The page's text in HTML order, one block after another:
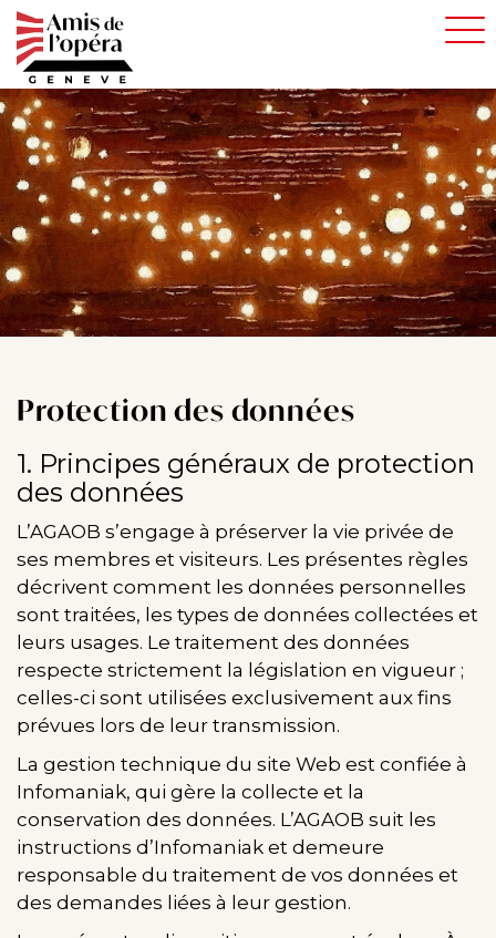
Aller
au
contenu
principal
Protection des données
1. Principes généraux de protection
des données
L’AGAOB s’engage à préserver la vie privée de
ses membres et visiteurs. Les présentes règles
décrivent comment les données personnelles
sont traitées, les types de données collectées et
leurs usages. Le traitement des données
respecte strictement la législation en vigueur ;
celles-ci sont utilisées exclusivement aux fins
prévues lors de leur transmission.
La gestion technique du site Web est confiée à
Infomaniak, qui gère la collecte et la
conservation des données. L’AGAOB suit les
instructions d’Infomaniak et demeure
responsable du traitement de vos données et
des demandes liées à leur gestion.